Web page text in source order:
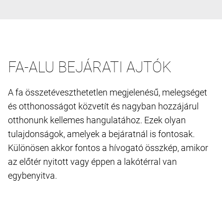
FA-ALU BEJÁRATI AJTÓK
A fa összetéveszthetetlen megjelenésű, melegséget
és otthonosságot közvetít és nagyban hozzájárul
otthonunk kellemes hangulatához. Ezek olyan
tulajdonságok, amelyek a bejáratnál is fontosak.
Különösen akkor fontos a hívogató összkép, amikor
az előtér nyitott vagy éppen a lakótérral van
egybenyitva.